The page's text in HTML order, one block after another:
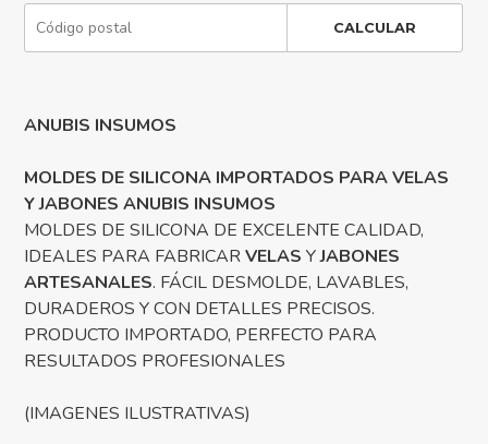
CALCULAR
ANUBIS INSUMOS
MOLDES DE SILICONA IMPORTADOS PARA VELAS
Y JABONES ANUBIS INSUMOS
MOLDES DE SILICONA DE EXCELENTE CALIDAD,
IDEALES PARA FABRICARVELAS YJABONES
ARTESANALES. FÁCIL DESMOLDE, LAVABLES,
DURADEROS Y CON DETALLES PRECISOS.
PRODUCTO IMPORTADO, PERFECTO PARA
RESULTADOS PROFESIONALES
(IMAGENES ILUSTRATIVAS)